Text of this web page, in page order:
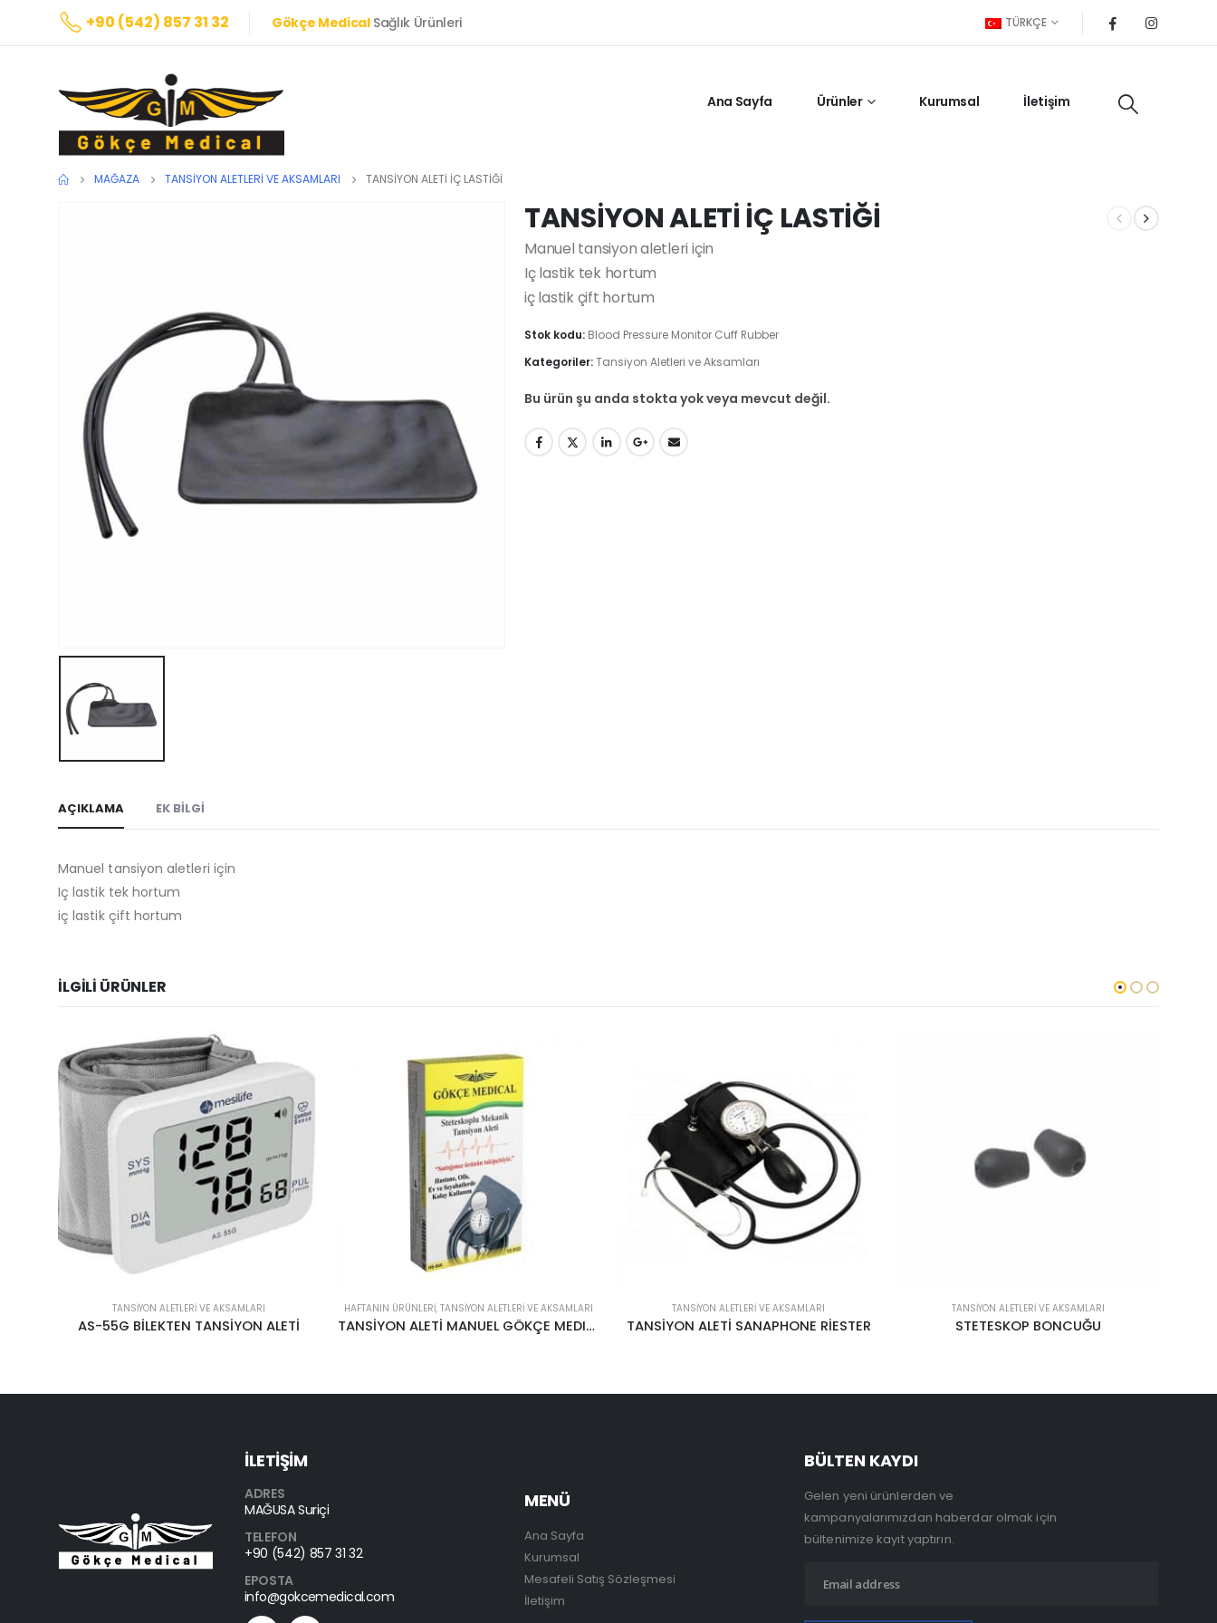
+90 (542) 857 31 32 Gökçe MedicalSağlık Ürünleri TÜRKÇE
Ana Sayfa Ürünler Kurumsal İletişim
MAĞAZA TANSIYON ALETLERI VE AKSAMLARI TANSİYON ALETİ İÇ LASTİĞİ
TANSİYON ALETİ İÇ LASTİĞİ
Manuel tansiyon aletleri için
Iç lastik tek hortum
iç lastik çift hortum
Stok kodu: Blood Pressure Monitor Cuff Rubber
Kategoriler:Tansiyon Aletleri ve Aksamları
Bu ürün şu anda stokta yok veya mevcut değil.
AÇIKLAMA EK BILGI
Manuel tansiyon aletleri için
Iç lastik tek hortum
iç lastik çift hortum
İLGILI ÜRÜNLER
TANSIYON ALETLERI VE AKSAMLARI
AS-55G BİLEKTEN TANSİYON ALETİ
HAFTANIN ÜRÜNLERI, TANSIYON ALETLERI VE AKSAMLARI
TANSİYON ALETİ MANUEL GÖKÇE MEDICAL
TANSIYON ALETLERI VE AKSAMLARI
TANSİYON ALETİ SANAPHONE RİESTER
TANSIYON ALETLERI VE AKSAMLARI
STETESKOP BONCUĞU
İLETİŞİM
ADRES
MAĞUSA Suriçi
TELEFON
+90 (542) 857 31 32
EPOSTA
info@gokcemedical.com
MENÜ
Ana Sayfa
Kurumsal
Mesafeli Satış Sözleşmesi
İletişim
BÜLTEN KAYDI
Gelen yeni ürünlerden ve
kampanyalarımızdan haberdar olmak için
bültenimize kayıt yaptırın.